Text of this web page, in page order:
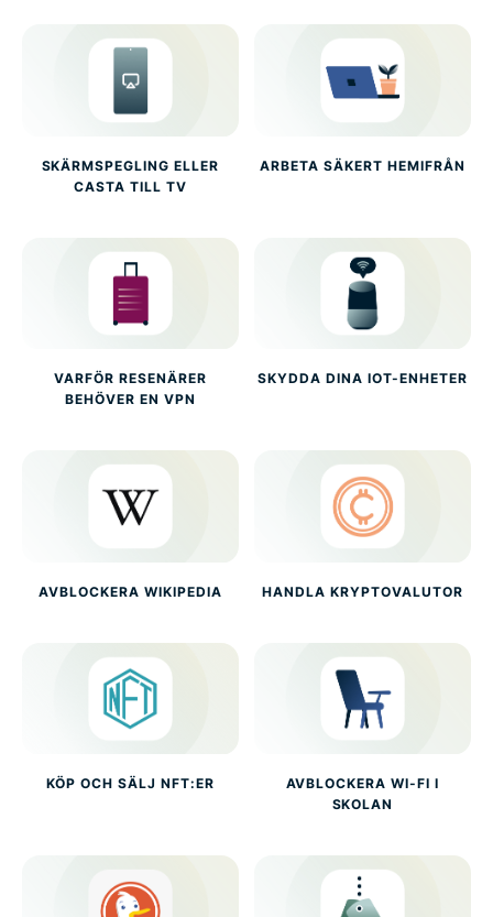
SKÄRMSPEGLING ELLER
CASTA TILL TV
ARBETA SÄKERT HEMIFRÅN
VARFÖR RESENÄRER
BEHÖVER EN VPN
SKYDDA DINA IOT-ENHETER
AVBLOCKERA WIKIPEDIA HANDLA KRYPTOVALUTOR
KÖP OCH SÄLJ NFT:ER
AVBLOCKERA WI-FI I
SKOLAN